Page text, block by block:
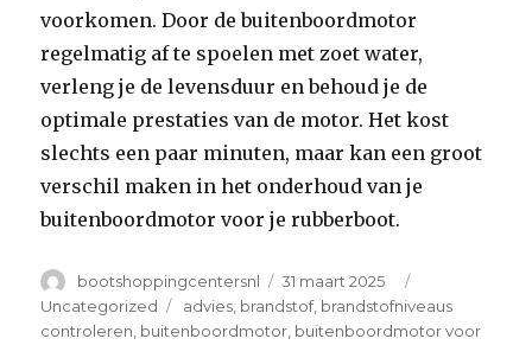
voorkomen. Door de buitenboordmotor
regelmatig af te spoelen met zoet water,
verleng je de levensduur en behoud je de
optimale prestaties van de motor. Het kost
slechts een paar minuten, maar kan een groot
verschil maken in het onderhoud van je
buitenboordmotor voor je rubberboot.
Author
bootshoppingcentersnl
Posted
on
31 maart 2025
Uncategorized
Tags
advies brandstof, brandstofniveaus
controleren buitenboordmotor buitenboordmotor voor